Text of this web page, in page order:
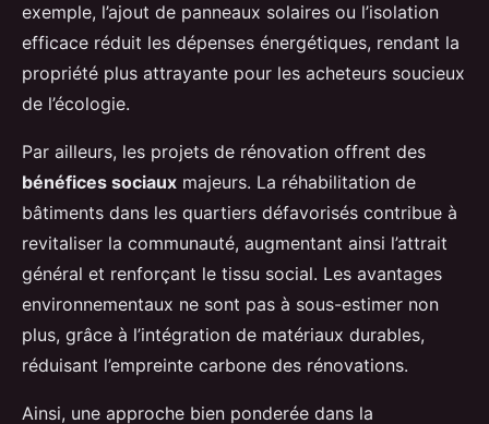
exemple, l’ajout de panneaux solaires ou l’isolation
efficace réduit les dépenses énergétiques, rendant la
propriété plus attrayante pour les acheteurs soucieux
de l’écologie.
Par ailleurs, les projets de rénovation offrent des
bénéfices sociaux majeurs. La réhabilitation de
bâtiments dans les quartiers défavorisés contribue à
revitaliser la communauté, augmentant ainsi l’attrait
général et renforçant le tissu social. Les avantages
environnementaux ne sont pas à sous-estimer non
plus, grâce à l’intégration de matériaux durables,
réduisant l’empreinte carbone des rénovations.
Ainsi, une approche bien ponderée dans la